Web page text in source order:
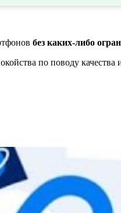
без каких-либо
по поводу качества